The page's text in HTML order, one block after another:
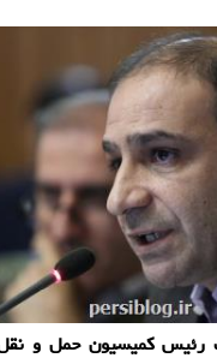
رئیس كمیسیون حمل و